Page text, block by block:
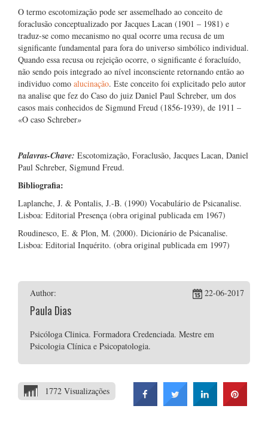
O termo escotomização pode ser assemelhado ao conceito de
foraclusão conceptualizado por Jacques Lacan (1901 – 1981) e
traduz-se como mecanismo no qual ocorre uma recusa de um
significante fundamental para fora do universo simbólico individual.
Quando essa recusa ou rejeição ocorre, o significante é foracluído,
não sendo pois integrado ao nível inconsciente retornando então ao
individuo como alucinação. Este conceito foi explicitado pelo autor
na analise que fez do Caso do juiz Daniel Paul Schreber, um dos
casos mais conhecidos de Sigmund Freud (1856-1939), de 1911 –
«O caso Schreber»
Palavras-Chave: Escotomização, Foraclusão, Jacques Lacan, Daniel
Paul Schreber, Sigmund Freud.
Bibliografia:
Laplanche, J. & Pontalis, J.-B. (1990) Vocabulário de Psicanalise.
Lisboa: Editorial Presença (obra original publicada em 1967)
Roudinesco, E. & Plon, M. (2000). Dicionário de Psicanalise.
Lisboa: Editorial Inquérito. (obra original publicada em 1997)
Author:
Paula Dias
22-06-2017
Psicóloga Clinica. Formadora Credenciada. Mestre em
Psicologia Clínica e Psicopatologia.
1772 Visualizações